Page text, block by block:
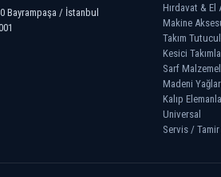
Bayrampaşa / İstanbul
Hırdavat & El
Makine
Takım
Kesici
Sarf
Madeni Yağlar
Kalıp
Universal
Servis / Tamir